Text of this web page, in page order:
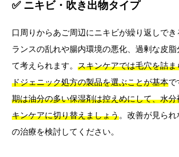
✅ ニキビ・吹き出物タイプ
口周りからあご周辺にニキビが繰り返しで
ランスの乱れや腸内環境の悪化、過剰な皮
て考えられます。 スキンケアでは毛穴を詰
ドジェニック処方の製品を選ぶことが基本で
期は油分の多い保湿剤は控えめにして、水
キンケアに切り替えましょう。改善が見ら
の治療を検討してください。